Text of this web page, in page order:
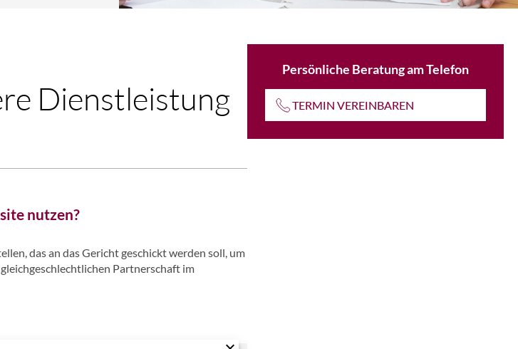
Dienstleistung
nutzen?
das an das Gericht geschickt werden soll, um
Partnerschaft im
Persönliche Beratung am Telefon
TERMIN VEREINBAREN